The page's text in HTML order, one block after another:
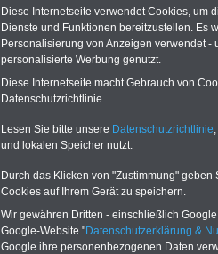
§41 Stufen
(1) Zur Stufe 1
Beamte,
1. verheiratet
eingetragenen
leben,
2. verwitwet
Diese Internetseite verwendet Cookies, um
Dienste und Funktionen bereitzustellen. Es
Personalisierung von Anzeigen verwendet
personalisierte Werbung genutzt.
Diese Internetseite macht Gebrauch von
Datenschutzrichtlinie.
Lesen Sie bitte unsere Datenschutzrichtlinie
und lokalen Speicher nutzt.
Durch das Klicken von "Zustimmung"
Cookies auf Ihrem Gerät zu speichern.
Wir gewähren Dritten - einschließlich
Google-Website "Datenschutzerklärung &
Google ihre personenbezogenen Daten